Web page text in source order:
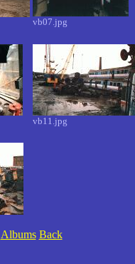
vb07.jpg
vb11.jpg
Albums Back